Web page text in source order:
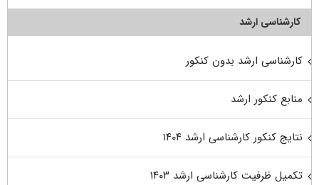
کارشناسی ارشد
کارشناسی ارشد بدون کنکور
منابع کنکور ارشد
نتایج کنکور کارشناسی ارشد ۱۴۰۴
تکمیل ظرفیت کارشناسی ارشد ۱۴۰۳